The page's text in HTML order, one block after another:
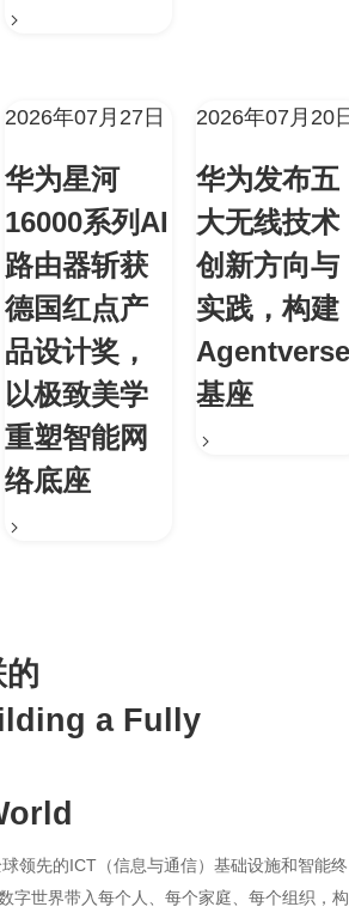
2026年07月27日
华为星河
16000系列AI
路由器斩获
德国红点产
品设计奖，
以极致美学
重塑智能网
络底座
2026年07月20
华为发布五
大无线技术
创新方向与
实践，构建
Agentverse
基座
a Fully
领先的ICT（信息与通信）基础设施和智能终
字世界带入每个人、每个家庭、每个组织，构